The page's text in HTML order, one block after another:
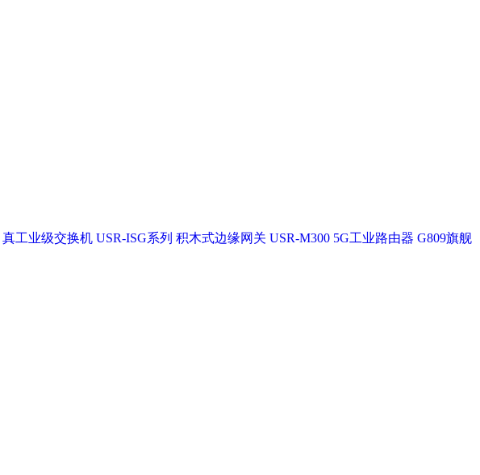
真工业级交换机 USR-ISG系列 积木式边缘网关 USR-M300 5G工业路由器 G809旗舰